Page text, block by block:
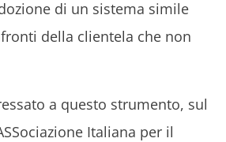
di un sistema simile
della clientela che non
a questo strumento, sul
Italiana per il